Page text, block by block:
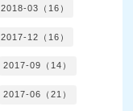
2018-03（16）
2017-12（16）
2017-09（14）
2017-06（21）